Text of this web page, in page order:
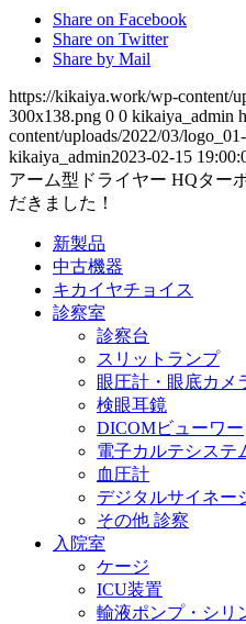
Share on Facebook
Share on Twitter
Share by Mail
https://kikaiya.work/wp-content/
300x138.png 0 0 kikaiya_admin
content/uploads/2022/03/
kikaiya_admin2023-02-15
アーム型ドライヤー HQター
だきました！
新製品
中古機器
キカイヤチョイス
診察室
診察台
スリットランプ
眼圧計・眼底カメ
検眼耳鏡
DICOMビューワー
電子カルテシステ
血圧計
デジタルサイネー
その他 診察
入院室
ケージ
ICU装置
輸液ポンプ・シリ